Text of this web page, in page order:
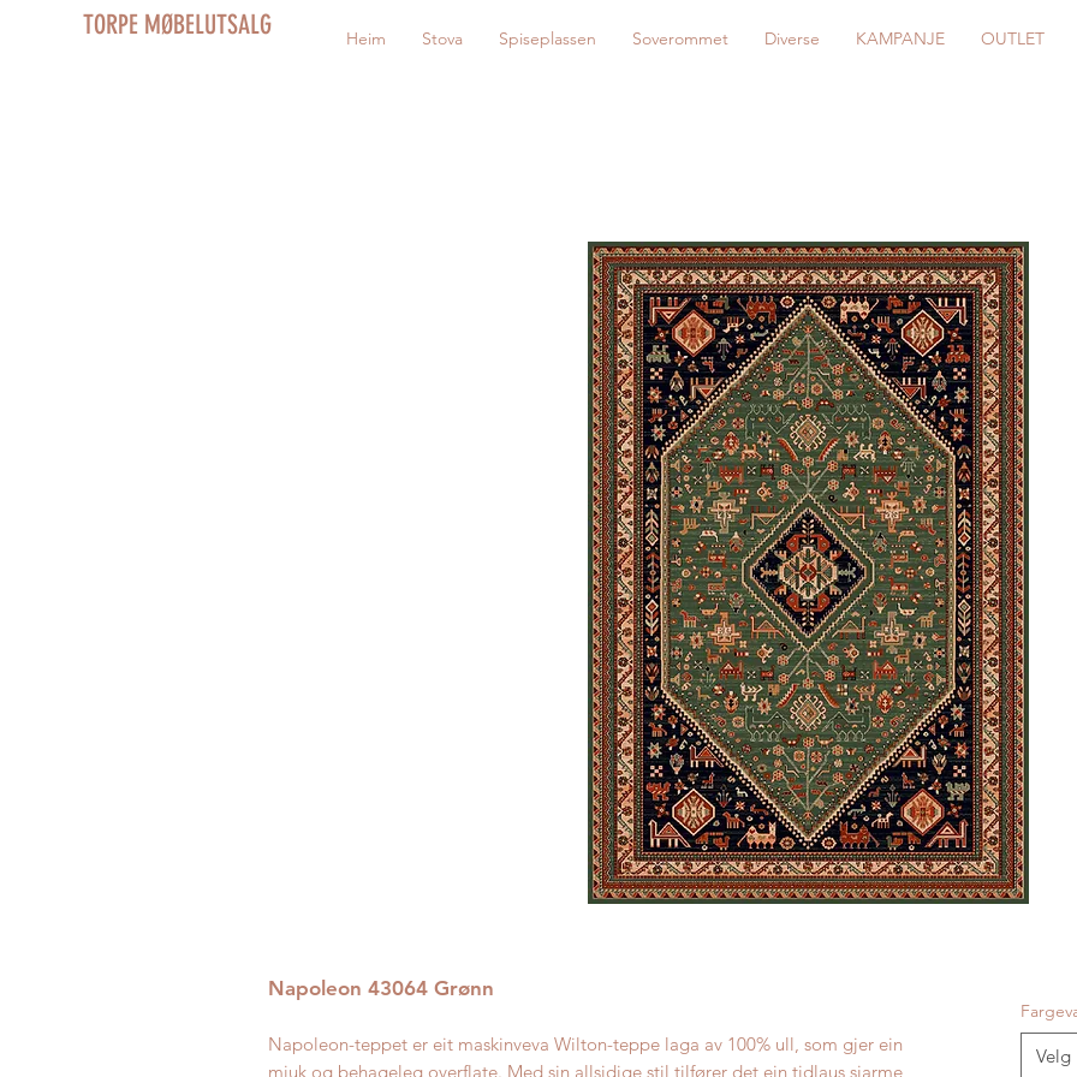
TORPE MØBELUTSALG Heim Stova Spiseplassen Soverommet Diverse KAMPANJE OUTLET
Napoleon 43064 Grønn
Napoleon-teppet er eit maskinveva Wilton-teppe laga av 100% ull, som gjer ein
mjuk og behageleg overflate. Med sin allsidige stil tilfører det ein tidlaus sjarme
Velg